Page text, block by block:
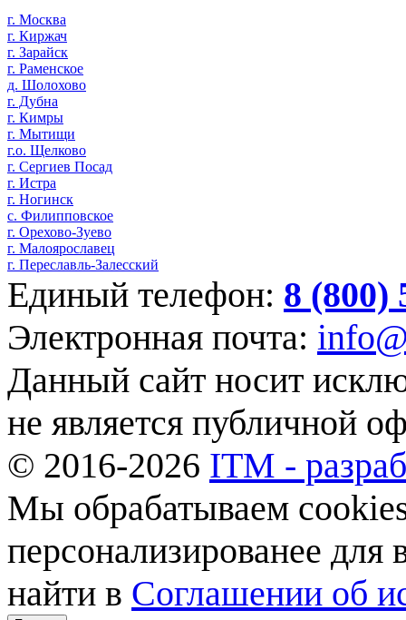
г. Москва
г. Киржач
г. Зарайск
г. Раменское
д. Шолохово
г. Дубна
г. Кимры
г. Мытищи
г.о. Щелково
г. Сергиев Посад
г. Истра
г. Ногинск
с. Филипповское
г. Орехово-Зуево
г. Малоярославец
г. Переславль-Залесский
Единый телефон: 8 (800)
Электронная почта:
Данный сайт носит
не является публичной
© 2016-2026 ITM -
Мы обрабатываем
персонализированее
найти в Соглашении об